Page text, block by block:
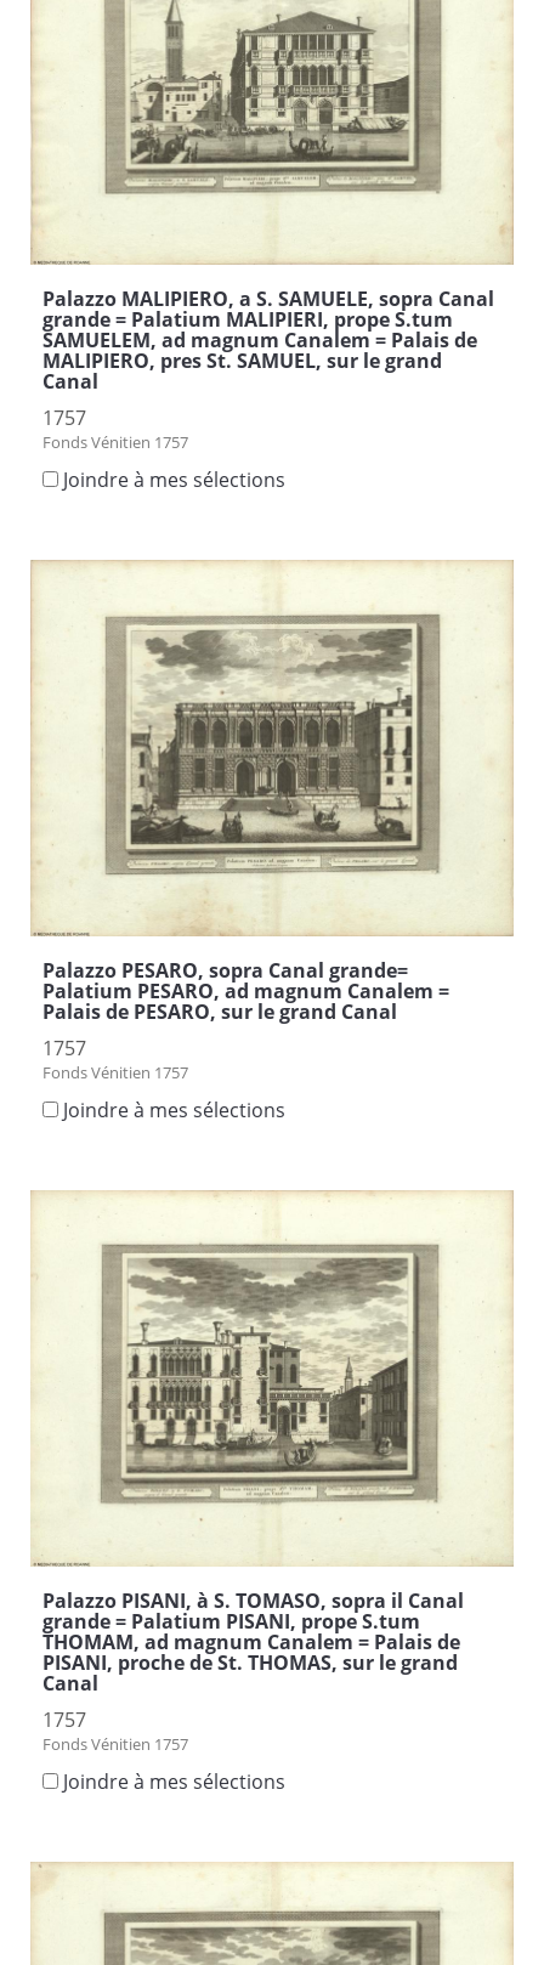
Palazzo MALIPIERO, a S. SAMUELE, sopra Canal
grande = Palatium MALIPIERI, prope S.tum
SAMUELEM, ad magnum Canalem = Palais de
MALIPIERO, pres St. SAMUEL, sur le grand
Canal
1757
Fonds Vénitien 1757
Joindre à mes sélections
Palazzo PESARO, sopra Canal grande=
Palatium PESARO, ad magnum Canalem =
Palais de PESARO, sur le grand Canal
1757
Fonds Vénitien 1757
Joindre à mes sélections
Palazzo PISANI, à S. TOMASO, sopra il Canal
grande = Palatium PISANI, prope S.tum
THOMAM, ad magnum Canalem = Palais de
PISANI, proche de St. THOMAS, sur le grand
Canal
1757
Fonds Vénitien 1757
Joindre à mes sélections